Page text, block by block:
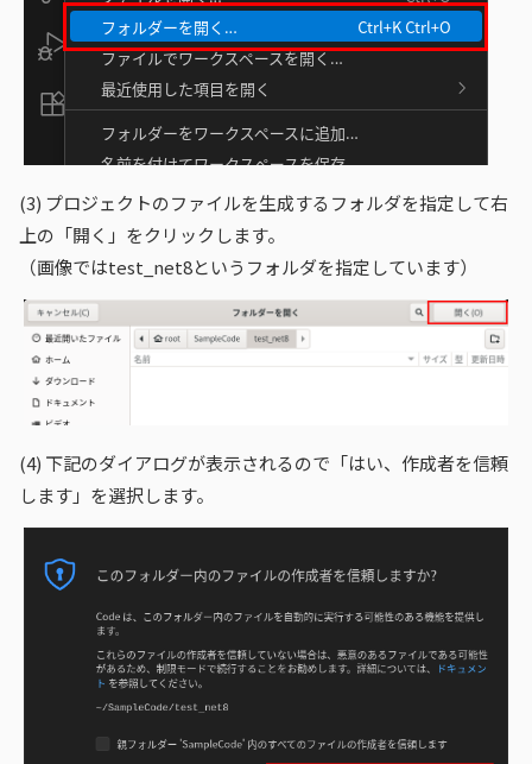
(3) プロジェクトのファイルを生成するフォルダを指定して右
上の「開く」をクリックします。
（画像ではtest_net8というフォルダを指定しています）
(4) 下記のダイアログが表示されるので「はい、作成者を信頼
します」を選択します。